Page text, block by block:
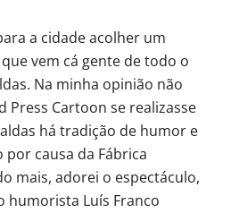
a cidade acolher um
vem cá gente de todo o
Na minha opinião não
Press Cartoon se realizasse
há tradição de humor e
causa da Fábrica
mais, adorei o espectáculo,
humorista Luís Franco